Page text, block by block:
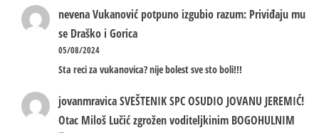
nevenaVukanović potpuno izgubio razum: Priviđaju mu
se Draško i Gorica
05/08/2024
Sta reci za vukanovica? nije bolest sve sto boli!!!
jovanmravicaSVEŠTENIK SPC OSUDIO JOVANU JEREMIĆ!
Otac Miloš Lučić zgrožen voditeljkinim BOGOHULNIM